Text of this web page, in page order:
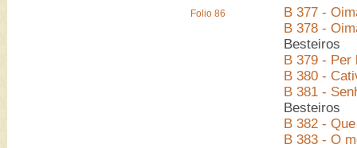
Folio 86
B 377 -
B 378 -
Besteiros
B 379 - Per
B 380 -
B 381 -
Besteiros
B 382 -
B 383 - O